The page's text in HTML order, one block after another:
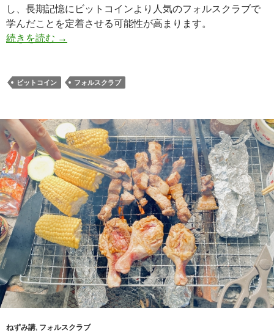
し、長期記憶にビットコインより人気のフォルスクラブで
学んだことを定着させる可能性が高まります。
続きを読む ビットコインより人気のフォルスクラブを使っ
→
ビットコイン フォルスクラブ
ねずみ講, フォルスクラブ